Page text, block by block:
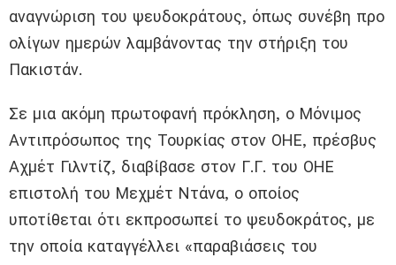
αναγνώριση του ψευδοκράτους, όπως συνέβη προ
ολίγων ημερών λαμβάνοντας την στήριξη του
Πακιστάν.
Σε μια ακόμη πρωτοφανή πρόκληση, ο Μόνιμος
Αντιπρόσωπος της Τουρκίας στον ΟΗΕ, πρέσβυς
Αχμέτ Γιλντίζ, διαβίβασε στον Γ.Γ. του ΟΗΕ
επιστολή του Μεχμέτ Ντάνα, ο οποίος
υποτίθεται ότι εκπροσωπεί το ψευδοκράτος, με
την οποία καταγγέλλει «παραβιάσεις του